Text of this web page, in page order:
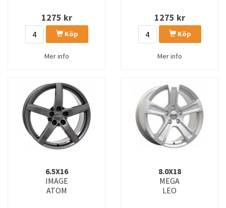
1275 kr
Köp
Mer info
1275 kr
Köp
Mer info
6.5X16
IMAGE
ATOM
8.0X18
MEGA
LEO